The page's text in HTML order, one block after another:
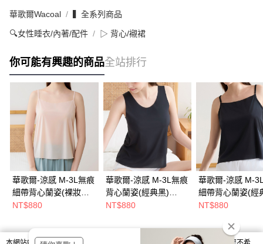
華歌爾Wacoal ▍全系列商品
🔍女性睡衣/內著/配件 ▷ 背心/襯裙
你可能有興趣的商品全站排行
華歌爾-涼感 M-3L無痕
細帶背心蘭姿(裸妝膚)
LT510525SN
NT$880
華歌爾-涼感 M-3L無痕
背心蘭姿(經典黑)
LT510425BL
NT$880
華歌爾-涼感 M-
細帶背心蘭姿(經
LT510525BL
NT$880